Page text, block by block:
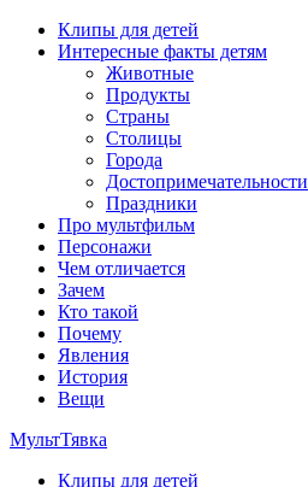
Перейти
содержимому
Клипы для детей
Интересные факты детям
Животные
Продукты
Страны
Столицы
Города
Достопримечательности
Праздники
Про мультфильм
Персонажи
Чем отличается
Зачем
Кто такой
Почему
Явления
История
Вещи
МультТявка
Клипы для детей